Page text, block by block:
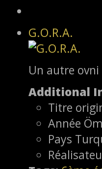
G.O.R.A.
Un autre
Additional
Titre
Année
Pays